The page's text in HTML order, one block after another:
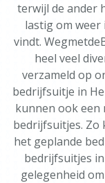
terwijl de ander
lastig om
vindt.
heel veel
verzameld op
bedrijfsuitje in
kunnen ook een
bedrijfsuitjes. Zo
het geplande
bedrijfsuitjes
gelegenheid